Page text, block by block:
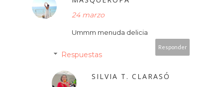
24 marzo
Ummm menuda delicia
Responder
Respuestas
SILVIA T. CLARASÓ